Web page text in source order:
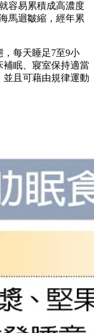
容易累積成高濃度
馬迴皺縮，經年累
每天睡足7至9小
眠、寢室保持適當
且可藉由規律運動